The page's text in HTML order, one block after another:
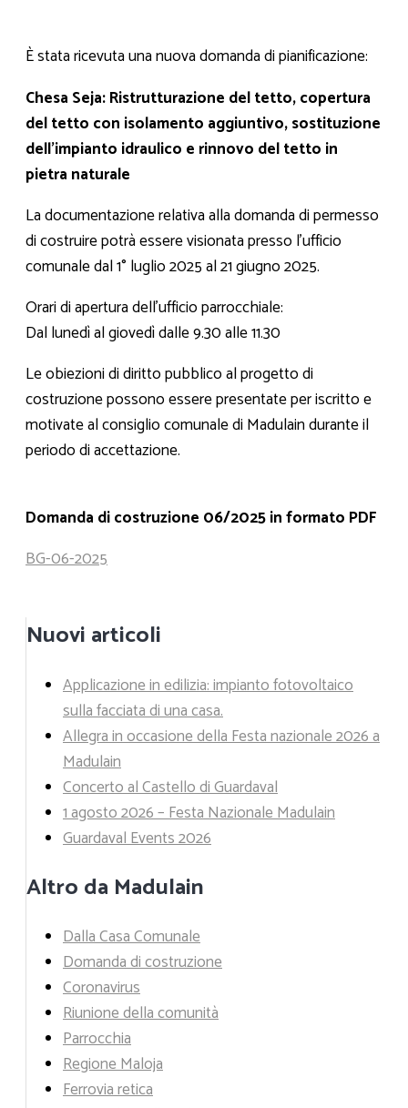
È stata ricevuta una nuova domanda di pianificazione:
Chesa Seja: Ristrutturazione del tetto, copertura
del tetto con isolamento aggiuntivo, sostituzione
dell'impianto idraulico e rinnovo del tetto in
pietra naturale
La documentazione relativa alla domanda di permesso
di costruire potrà essere visionata presso l'ufficio
comunale dal 1° luglio 2025 al 21 giugno 2025.
Orari di apertura dell'ufficio parrocchiale:
Dal lunedì al giovedì dalle 9.30 alle 11.30
Le obiezioni di diritto pubblico al progetto di
costruzione possono essere presentate per iscritto e
motivate al consiglio comunale di Madulain durante il
periodo di accettazione.
Domanda di costruzione 06/2025 in formato PDF
BG-06-2025
Nuovi articoli
Applicazione in edilizia: impianto fotovoltaico
sulla facciata di una casa.
Allegra in occasione della Festa nazionale 2026 a
Madulain
Concerto al Castello di Guardaval
1 agosto 2026 – Festa Nazionale Madulain
Guardaval Events 2026
Altro da Madulain
Dalla Casa Comunale
Domanda di costruzione
Coronavirus
Riunione della comunità
Parrocchia
Regione Maloja
Ferrovia retica